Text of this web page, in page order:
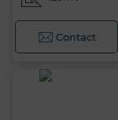
Contact